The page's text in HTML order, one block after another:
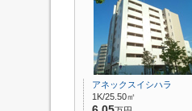
アネックスイシハラ
1K/25.50㎡